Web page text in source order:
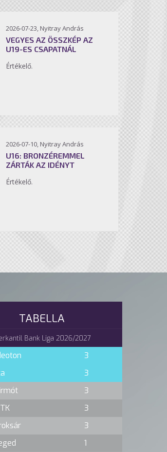
2026-07-23, Nyitray András
VEGYES AZ ÖSSZKÉP AZ
U19-ES CSAPATNÁL
Értékelő.
2026-07-10, Nyitray András
U16: BRONZÉREMMEL
ZÁRTÁK AZ IDÉNYT
Értékelő.
TABELLA
Bank Liga 2026/2027
3
3
3
3
3
1